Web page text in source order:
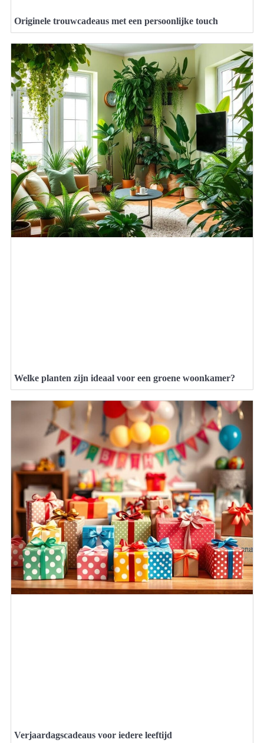
Originele trouwcadeaus met een persoonlijke touch
Welke planten zijn ideaal voor een groene woonkamer?
Verjaardagscadeaus voor iedere leeftijd